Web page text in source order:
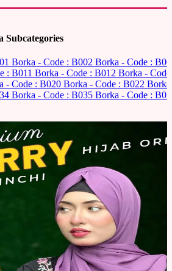
Subcategories
Borka - Code : B002 Borka - Code :
: B011 Borka - Code : B012 Borka -
- Code : B020 Borka - Code : B022
Borka - Code : B035 Borka - Code :